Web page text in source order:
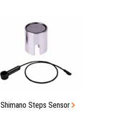
Shimano Steps Sensor